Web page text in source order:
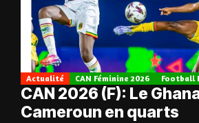
Actualité CAN Féminine 2026 Football
CAN 2026 (F): Le
Cameroun en quarts